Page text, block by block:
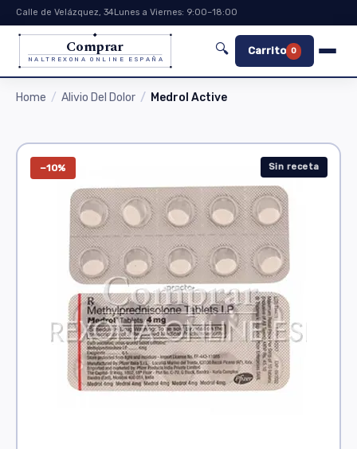
Calle de Velázquez, 34Lunes a Viernes: 9:00–18:00
Comprar
NALTREXONA ONLINE ESPAÑA
🔍 Carrito 0
Home Alivio Del Dolor Medrol Active
−10% Sin receta